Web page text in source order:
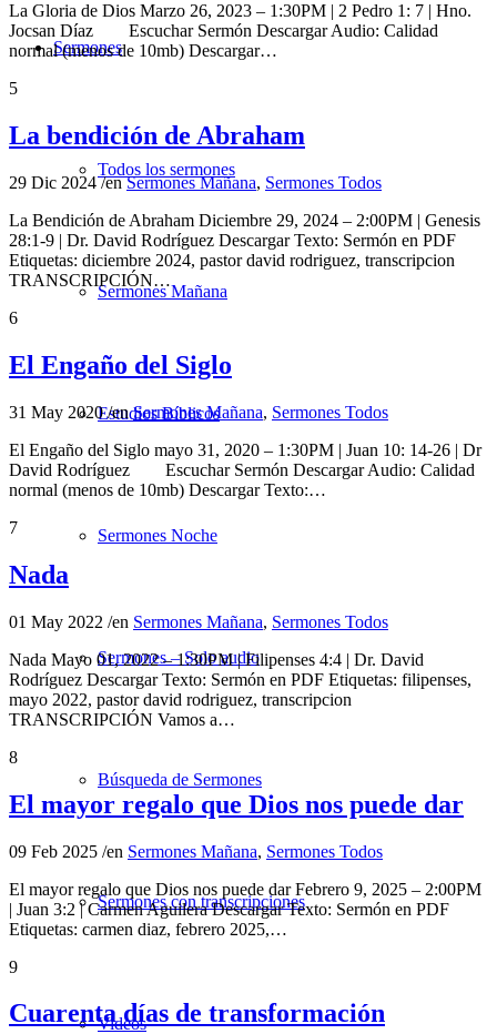
Sermones
Todos los sermones
Sermones Mañana
Estudios Bíblicos
Sermones Noche
Sermones – Solo audio
Búsqueda de Sermones
Sermones con transcripciones
Videos
La Gloria de Dios Marzo 26, 2023 – 1:30PM | 2 Pedro 1: 7 | Hno.
Jocsan Díaz Escuchar Sermón Descargar Audio: Calidad
normal (menos de 10mb) Descargar…
5
La bendición de Abraham
29 Dic 2024/enSermones Mañana, Sermones Todos
La Bendición de Abraham Diciembre 29, 2024 – 2:00PM | Genesis
28:1-9 | Dr. David Rodríguez Descargar Texto: Sermón en PDF
Etiquetas: diciembre 2024, pastor david rodriguez, transcripcion
TRANSCRIPCIÓN…
6
El Engaño del Siglo
31 May 2020/enSermones Mañana, Sermones Todos
El Engaño del Siglo mayo 31, 2020 – 1:30PM | Juan 10: 14-26 | Dr
David Rodríguez Escuchar Sermón Descargar Audio: Calidad
normal (menos de 10mb) Descargar Texto:…
7
Nada
01 May 2022 /en Sermones Mañana, Sermones Todos
Nada Mayo 01, 2022 – 1:30PM | Filipenses 4:4 | Dr. David
Rodríguez Descargar Texto: Sermón en PDF Etiquetas: filipenses,
mayo 2022, pastor david rodriguez, transcripcion
TRANSCRIPCIÓN Vamos a…
8
El mayor regalo que Dios nos puede dar
09 Feb 2025 /en Sermones Mañana, Sermones Todos
El mayor regalo que Dios nos puede dar Febrero 9, 2025 – 2:00PM
| Juan 3:2 | Carmen Aguilera Descargar Texto: Sermón en PDF
Etiquetas: carmen diaz, febrero 2025,…
9
Cuarenta días de transformación